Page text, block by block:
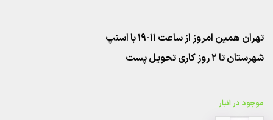
تهران همین امروز از ساعت ۱۱-۱۹ با اسنپ
شهرستان تا 2 روز کاری تحویل پست
موجود در انبار